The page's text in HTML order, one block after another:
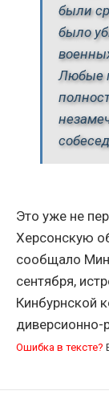
были
было
Любые
Это уже не
Херсонскую
сообщало
сентября,
Кинбурнской
диверсионно-
Ошибка в тексте?